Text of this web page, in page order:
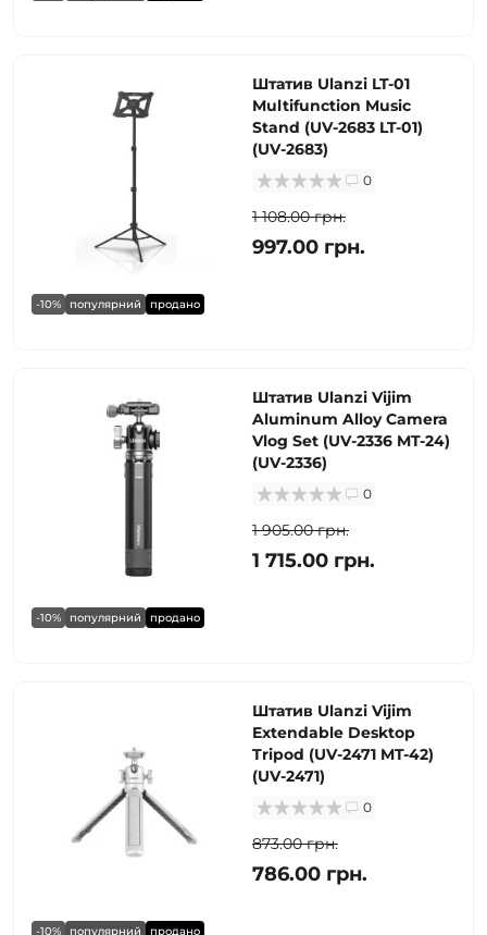
-10% популярний продано
Штатив Ulanzi LT-01
Multifunction Music
Stand (UV-2683 LT-01)
(UV-2683)
0
1 108.00 грн.
997.00 грн.
-10% популярний продано
Штатив Ulanzi Vijim
Aluminum Alloy Camera
Vlog Set (UV-2336 MT-24)
(UV-2336)
0
1 905.00 грн.
1 715.00 грн.
-10% популярний продано
Штатив Ulanzi Vijim
Extendable Desktop
Tripod (UV-2471 MT-42)
(UV-2471)
0
873.00 грн.
786.00 грн.